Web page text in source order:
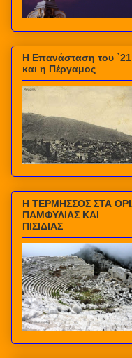
Η Επανάσταση του `21
και η Πέργαμος
Η ΤΕΡΜΗΣΣΟΣ ΣΤΑ
ΠΑΜΦΥΛΙΑΣ ΚΑΙ
ΠΙΣΙΔΙΑΣ